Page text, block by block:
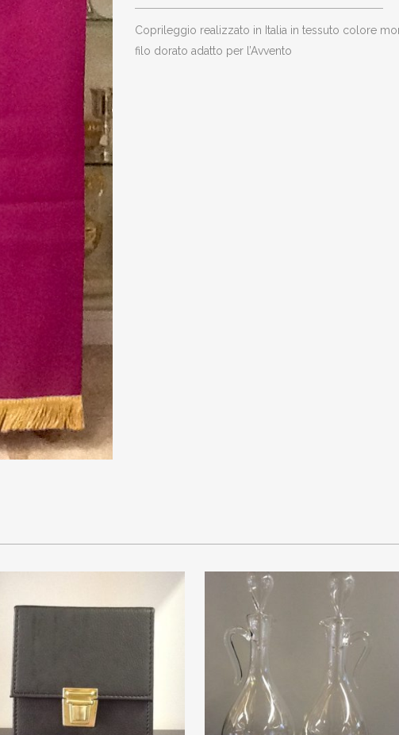
dorato
Coprileggio realizzato in Italia in tessuto colore morello in poliestere con ricamo spiga/croce in
filo dorato adatto per l’Avvento